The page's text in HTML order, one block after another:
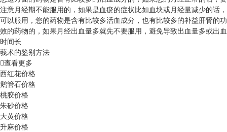
注意月经期不能服用的，如果是血瘀的症状比如血块或月经量减少的话，
可以服用，您的药物是含有比较多活血成分，也有比较多的补益肝肾的功
效的药物的，如果月经出血量多就先不要服用，避免导致出血量多或出血
时间长
莪术的鉴别方法
查看更多
西红花价格
鹅管石价格
桃胶价格
朱砂价格
大黄价格
升麻价格